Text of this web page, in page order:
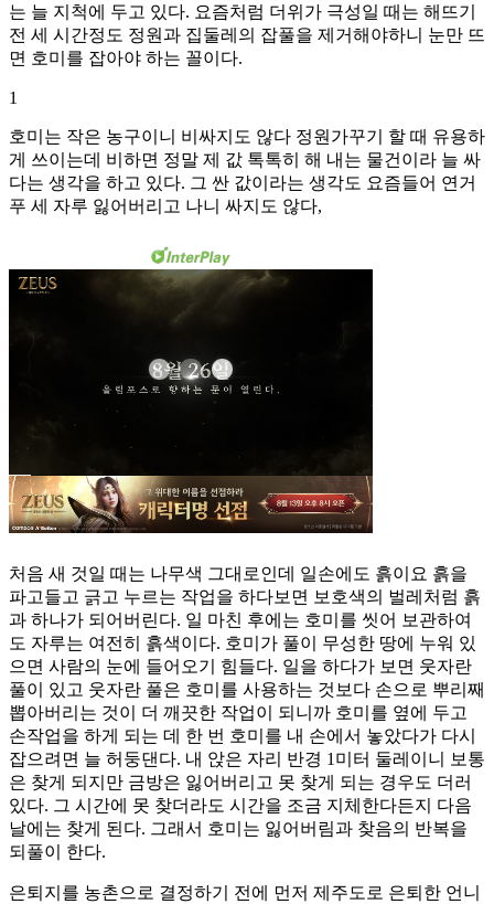
는 늘 지척에 두고 있다. 요즘처럼 더위가 극성일 때는 해뜨기
전 세 시간정도 정원과 집둘레의 잡풀을 제거해야하니 눈만 뜨
면 호미를 잡아야 하는 꼴이다.
1
호미는 작은 농구이니 비싸지도 않다 정원가꾸기 할 때 유용하
게 쓰이는데 비하면 정말 제 값 톡톡히 해 내는 물건이라 늘 싸
다는 생각을 하고 있다. 그 싼 값이라는 생각도 요즘들어 연거
푸 세 자루 잃어버리고 나니 싸지도 않다,
처음 새 것일 때는 나무색 그대로인데 일손에도 흙이요 흙을
파고들고 긁고 누르는 작업을 하다보면 보호색의 벌레처럼 흙
과 하나가 되어버린다. 일 마친 후에는 호미를 씻어 보관하여
도 자루는 여전히 흙색이다. 호미가 풀이 무성한 땅에 누워 있
으면 사람의 눈에 들어오기 힘들다. 일을 하다가 보면 웃자란
풀이 있고 웃자란 풀은 호미를 사용하는 것보다 손으로 뿌리째
뽑아버리는 것이 더 깨끗한 작업이 되니까 호미를 옆에 두고
손작업을 하게 되는 데 한 번 호미를 내 손에서 놓았다가 다시
잡으려면 늘 허둥댄다. 내 앉은 자리 반경 1미터 둘레이니 보통
은 찾게 되지만 금방은 잃어버리고 못 찾게 되는 경우도 더러
있다. 그 시간에 못 찾더라도 시간을 조금 지체한다든지 다음
날에는 찾게 된다. 그래서 호미는 잃어버림과 찾음의 반복을
되풀이 한다.
은퇴지를 농촌으로 결정하기 전에 먼저 제주도로 은퇴한 언니